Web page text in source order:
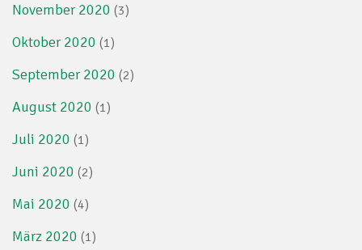
November 2020 (3)
Oktober 2020 (1)
September 2020 (2)
August 2020 (1)
Juli 2020 (1)
Juni 2020 (2)
Mai 2020 (4)
März 2020 (1)